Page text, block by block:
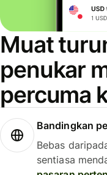
Muat
penukar
percuma
Bandingkan
Bebas
sentiasa